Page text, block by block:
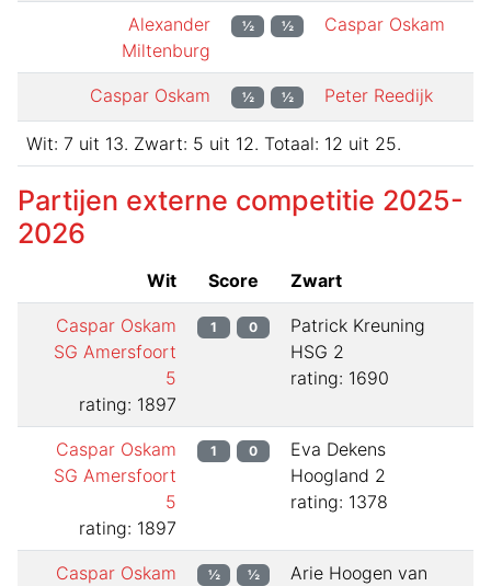
Alexander
Miltenburg
½ ½ Caspar Oskam
Caspar Oskam ½ ½ Peter Reedijk
Wit: 7 uit 13. Zwart: 5 uit 12. Totaal: 12 uit 25.
Partijen externe competitie 2025-
2026
Wit Score Zwart
Caspar Oskam
SG Amersfoort
5
rating: 1897
1 0
Patrick Kreuning
HSG 2
rating: 1690
Caspar Oskam
SG Amersfoort
5
rating: 1897
1 0
Eva Dekens
Hoogland 2
rating: 1378
Caspar Oskam
½ ½
Arie Hoogen van